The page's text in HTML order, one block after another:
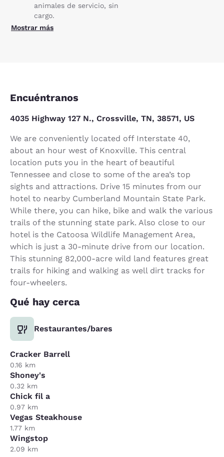
animales de servicio, sin
cargo.
Mostrar más
Encuéntranos
4035 Highway 127 N., Crossville, TN, 38571, US
We are conveniently located off Interstate 40,
about an hour west of Knoxville. This central
location puts you in the heart of beautiful
Tennessee and close to some of the area’s top
sights and attractions. Drive 15 minutes from our
hotel to nearby Cumberland Mountain State Park.
While there, you can hike, bike and walk the various
trails of the stunning state park. Also close to our
hotel is the Catoosa Wildlife Management Area,
which is just a 30-minute drive from our location.
This stunning 82,000-acre wild land features great
trails for hiking and walking as well dirt tracks for
four-wheelers.
Qué hay cerca
Restaurantes/bares
Cracker Barrell
0.16 km
Shoney's
0.32 km
Chick fil a
0.97 km
Vegas Steakhouse
1.77 km
Wingstop
2.09 km